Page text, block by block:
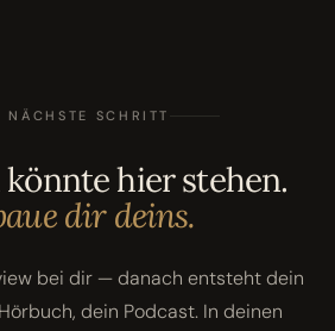
NÄCHSTE SCHRITT
hier stehen.
dir deins.
bei dir — danach entsteht dein
dein Podcast. In deinen